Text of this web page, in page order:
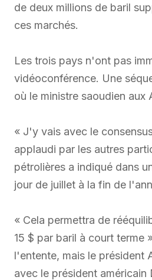
de deux millions de baril
ces marchés.
Les trois pays n'ont pas
vidéoconférence. Une
où le ministre saoudien
« J'y vais avec le
applaudi par les autres
pétrolières a indiqué dans
jour de juillet à la fin de
« Cela permettra de
15 $ par baril à court terme
l'entente, mais le président
avec le président